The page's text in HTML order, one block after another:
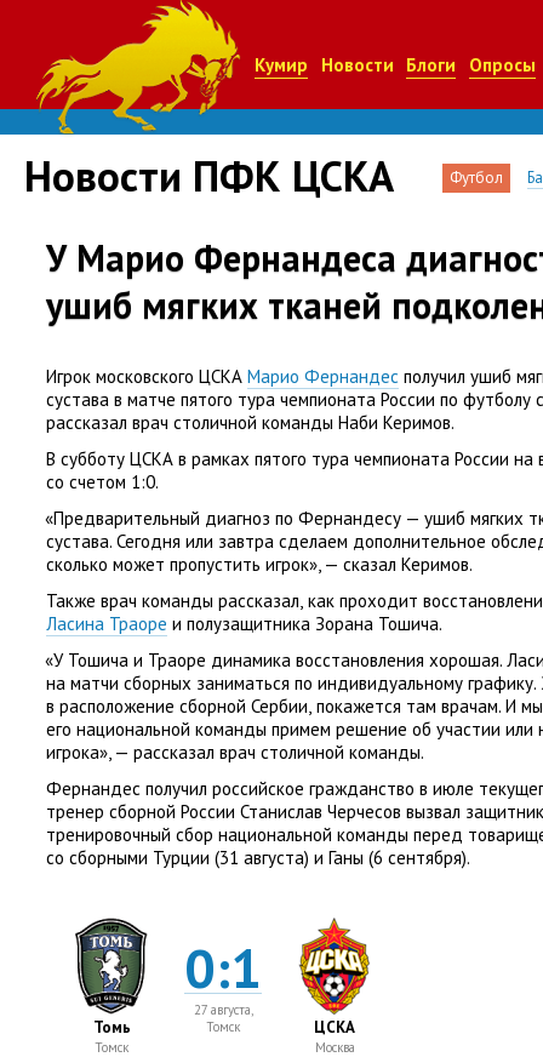
Кумир Новости Блоги Опросы
Новости ПФК ЦСКА Футбол
У Марио Фернандеса
ушиб мягких тканей
Игрок московского ЦСКА Марио Фернандес получил ушиб
сустава в матче пятого тура чемпионата России по
рассказал врач столичной команды Наби Керимов.
В субботу ЦСКА в рамках пятого тура чемпионата России на
со счетом 1:0.
«Предварительный диагноз по Фернандесу — ушиб мягких
сустава. Сегодня или завтра сделаем дополнительное
сколько может пропустить игрок», — сказал Керимов.
Также врач команды рассказал, как проходит
Ласина Траоре и полузащитника Зорана Тошича.
«У Тошича и Траоре динамика восстановления хорошая.
на матчи сборных заниматься по индивидуальному
в расположение сборной Сербии, покажется там врачам. И
его национальной команды примем решение об участии или
игрока», — рассказал врач столичной команды.
Фернандес получил российское гражданство в июле
тренер сборной России Станислав Черчесов вызвал
тренировочный сбор национальной команды перед
со сборными Турции (31 августа) и Ганы (6 сентября).
Томь
Томск
0:1
27 августа,
Томск
ЦСКА
Москва